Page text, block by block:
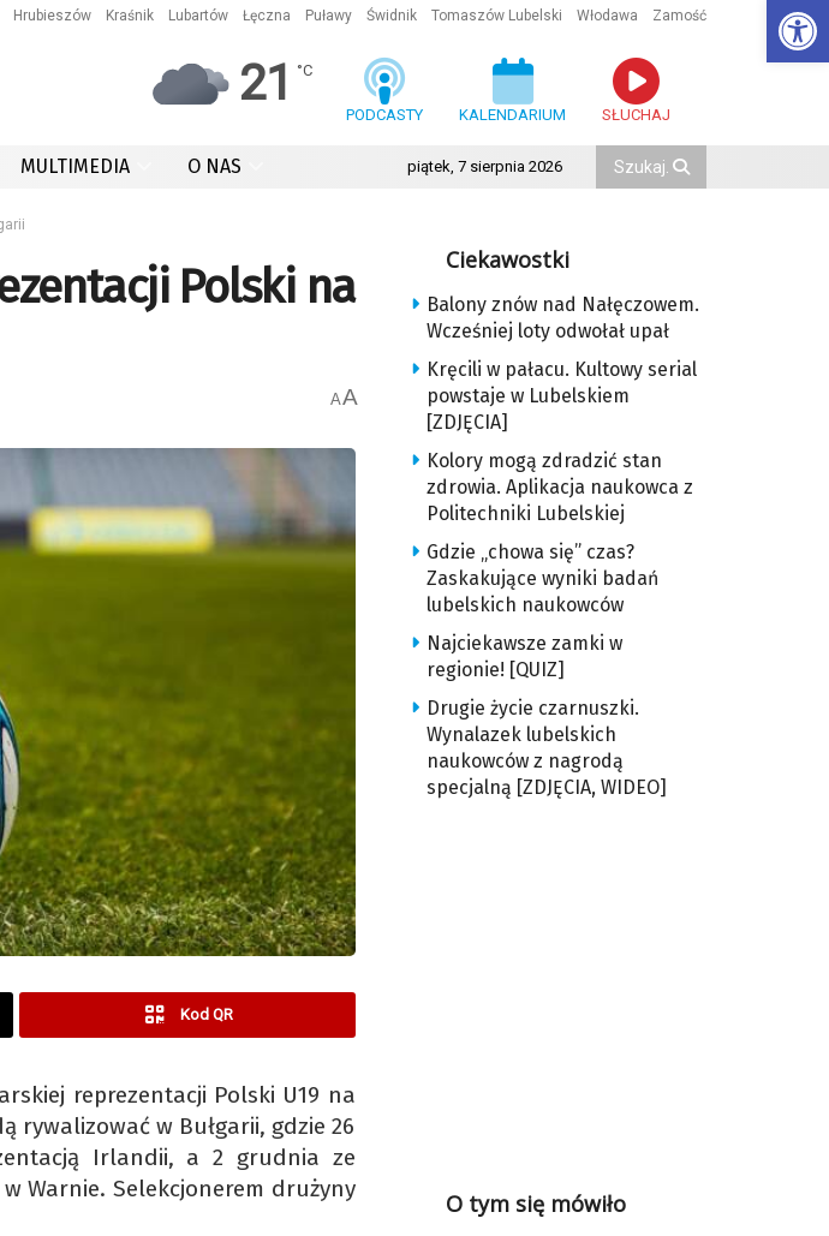
Hrubieszów Kraśnik Lubartów Łęczna Puławy Świdnik Tomaszów Lubelski Włodawa Zamość
21 °C
PODCASTY KALENDARIUM SŁUCHAJ
MULTIMEDIA O NAS piątek, 7 sierpnia 2026
Polski na
AA
Kod QR
reprezentacji Polski U19 na
rywalizować w Bułgarii, gdzie 26
Irlandii, a 2 grudnia ze
Warnie. Selekcjonerem drużyny
Ciekawostki
Balony znów nad Nałęczowem.
Wcześniej loty odwołał upał
Kręcili w pałacu. Kultowy serial
powstaje w Lubelskiem
[ZDJĘCIA]
Kolory mogą zdradzić stan
zdrowia. Aplikacja naukowca z
Politechniki Lubelskiej
Gdzie „chowa się” czas?
Zaskakujące wyniki badań
lubelskich naukowców
Najciekawsze zamki w
regionie! [QUIZ]
Drugie życie czarnuszki.
Wynalazek lubelskich
naukowców z nagrodą
specjalną [ZDJĘCIA, WIDEO]
O tym się mówiło